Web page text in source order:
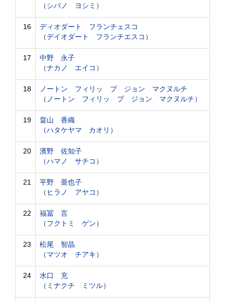
（シバノ ヨシミ）
16
ディオダート フランチェスコ
（デイオダート フランチエスコ）
17
中野 永子
（ナカノ エイコ）
18
ノートン フィリッ プ ジョン マクヌルチ
（ノートン フィリッ プ ジョン マクヌルチ）
19
畠山 香織
（ハタケヤマ カオリ）
20
濱野 佐知子
（ハマノ サチコ）
21
平野 亜也子
（ヒラノ アヤコ）
22
福冨 言
（フクトミ ゲン）
23
松尾 智晶
（マツオ チアキ）
24
水口 充
（ミナクチ ミツル）